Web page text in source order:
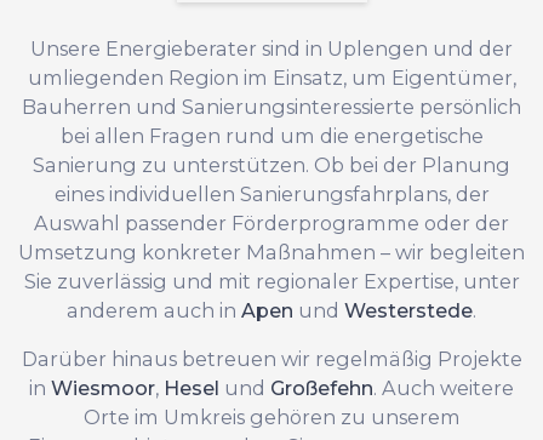
Unsere Energieberater sind in Uplengen und der
umliegenden Region im Einsatz, um Eigentümer,
Bauherren und Sanierungsinteressierte persönlich
bei allen Fragen rund um die energetische
Sanierung zu unterstützen. Ob bei der Planung
eines individuellen Sanierungsfahrplans, der
Auswahl passender Förderprogramme oder der
Umsetzung konkreter Maßnahmen – wir begleiten
Sie zuverlässig und mit regionaler Expertise, unter
anderem auch in Apen und Westerstede.
Darüber hinaus betreuen wir regelmäßig Projekte
in Wiesmoor, Hesel und Großefehn. Auch weitere
Orte im Umkreis gehören zu unserem